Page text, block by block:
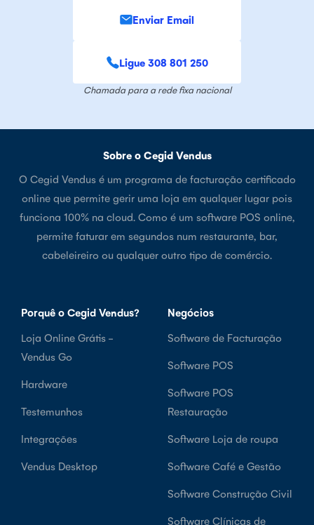
Enviar Email
Ligue 308 801 250
Chamada para a rede fixa nacional
Sobre o Cegid Vendus
O Cegid Vendus é um programa de facturação certificado
online que permite gerir uma loja em qualquer lugar pois
funciona 100% na cloud. Como é um software POS online,
permite faturar em segundos num restaurante, bar,
cabeleireiro ou qualquer outro tipo de comércio.
Porquê o Cegid Vendus?
Loja Online Grátis -
Vendus Go
Hardware
Testemunhos
Integrações
Vendus Desktop
Negócios
Software de Facturação
Software POS
Software POS
Restauração
Software Loja de roupa
Software Café e Gestão
Software Construção Civil
Software Clínicas de